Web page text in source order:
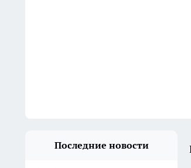
Последние новости